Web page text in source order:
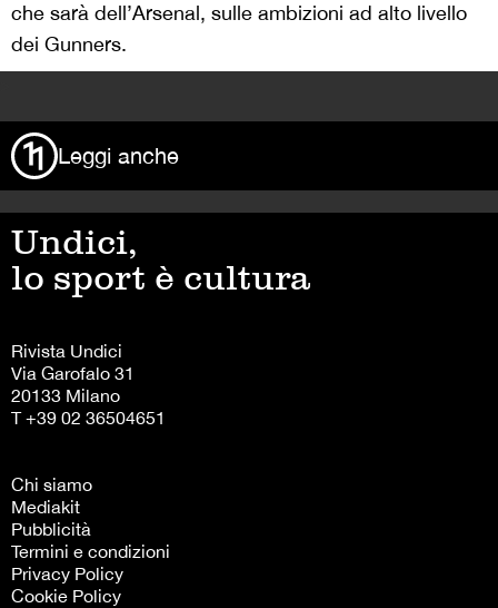
che sarà dell’Arsenal, sulle ambizioni ad alto livello
dei Gunners.
Leggi anche
Undici,
lo sport è cultura
Rivista Undici
Via Garofalo 31
20133 Milano
T +39 02 36504651
Chi siamo
Mediakit
Pubblicità
Termini e condizioni
Privacy Policy
Cookie Policy